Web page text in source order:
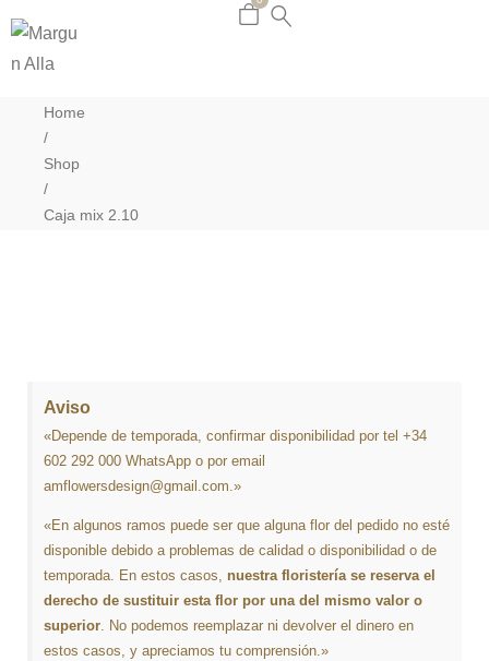
Home
/
Shop
/
Caja mix 2.10
Aviso
«Depende de temporada, confirmar disponibilidad por tel +34
602 292 000 WhatsApp o por email
amflowersdesign@gmail.com.»
«En algunos ramos puede ser que alguna flor del pedido no esté
disponible debido a problemas de calidad o disponibilidad o de
temporada. En estos casos, nuestra floristería se reserva el
derecho de sustituir esta flor por una del mismo valor o
superior. No podemos reemplazar ni devolver el dinero en
estos casos, y apreciamos tu comprensión.»